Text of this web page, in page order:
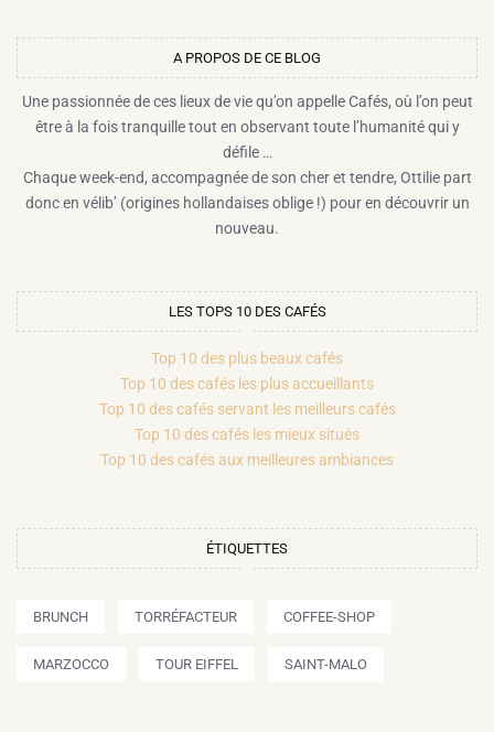
A PROPOS DE CE BLOG​
Une passionnée de ces lieux de vie qu’on appelle Cafés, où l’on peut
être à la fois tranquille tout en observant toute l’humanité qui y
défile …
Chaque week-end, accompagnée de son cher et tendre, Ottilie part
donc en vélib’ (origines hollandaises oblige !) pour en découvrir un
nouveau.
LES TOPS 10 DES CAFÉS
Top 10 des plus beaux cafés
Top 10 des cafés les plus accueillants
Top 10 des cafés servant les meilleurs cafés
Top 10 des cafés les mieux situés
Top 10 des cafés aux meilleures ambiances
ÉTIQUETTES
BRUNCH TORRÉFACTEUR COFFEE-SHOP
MARZOCCO TOUR EIFFEL SAINT-MALO